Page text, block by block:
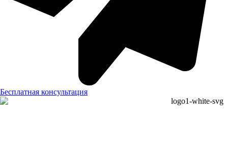
Бесплатная консультация